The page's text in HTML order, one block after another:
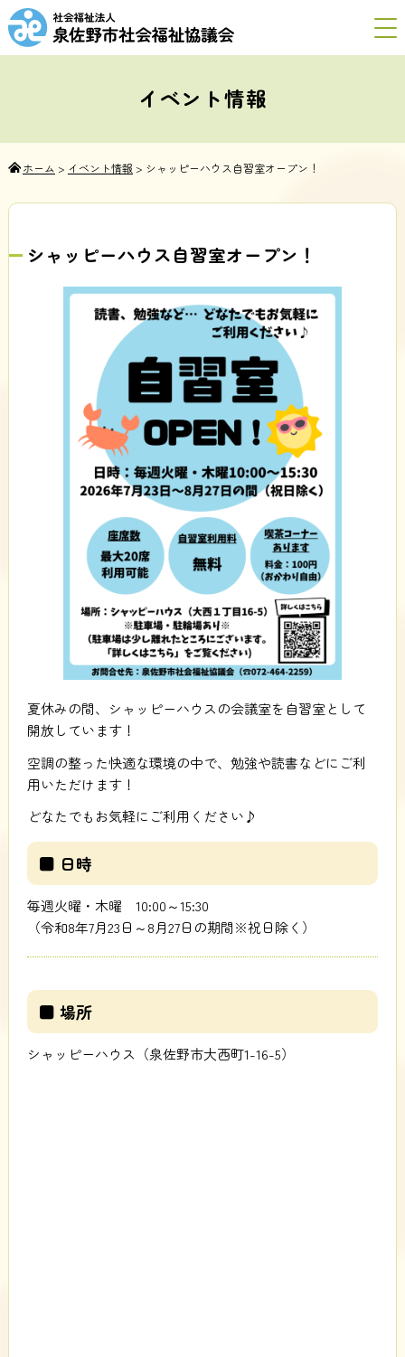
イベント情報
ホーム > イベント情報 > シャッピーハウス自習室オープン！
シャッピーハウス自習室オープン！
夏休みの間、シャッピーハウスの会議室を自習室として
開放しています！
空調の整った快適な環境の中で、勉強や読書などにご利
用いただけます！
どなたでもお気軽にご利用ください♪
■ 日時
毎週火曜・木曜 10:00～15:30
（令和8年7月23日～8月27日の期間※祝日除く）
■ 場所
シャッピーハウス（泉佐野市大西町1-16-5）